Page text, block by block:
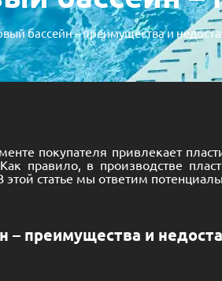
бассейн – преимущества и
покупателя привлекает
правило, в производстве
этой статье мы ответим
– преимущества и